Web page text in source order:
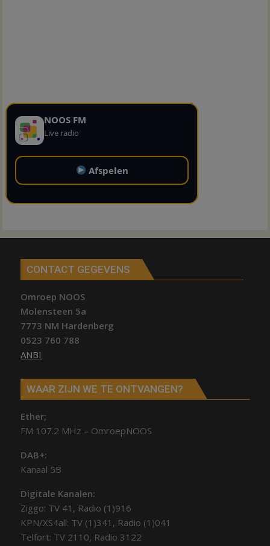
NOOS FM
Live radio
Afspelen
CONTACT GEGEVENS
Omroep NOOS
Molensteen 5a
7773 NM Hardenberg
0523 760 788
ANBI
WAAR ZIJN WE TE ONTVANGEN?
Ether;
FM 107.2 MHz – OmroepNOOS
DAB+:
Kanaal 5B
Digitale Kanalen:
Ziggo: TV 41, Radio (1)916
KPN/XS4all: TV (1)341, Radio (1)041
Telfort: TV 2110, Radio 3122